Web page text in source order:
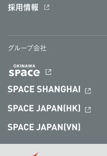
採用情報
グループ会社